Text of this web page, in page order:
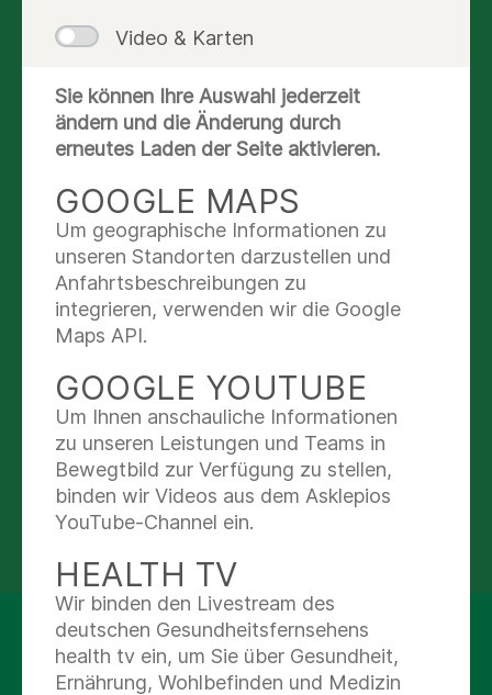
Bereitschaftsdienst
SCHON GEWUSST?
Wir möchten Sie an dieser Stelle darauf
aufmerksam machen, die Nummern der
Kassenärztlichen Vereinigung nicht mit dem
Rettungsdienst zu verwechseln. Bei Notfällen,
wie Schlaganfall, Herzinfarkt und schwere
Unfälle, rufen Sie den Rettungsdienst unter der
an.
DenÄrztlichen Bereitschaftsdiensterreichen
Sie unter der bundesweiteinheitlichen
Rufnummer116 117.
HIER FINDEN SIE UNSERE
NOTAUFNAHME
Ihre Privatsphäre ist uns
wichtig!
Video & Karten
Sie können Ihre Auswahl jederzeit
ändern und die Änderung durch
erneutes Laden der Seite aktivieren.
GOOGLE MAPS
Um geographische Informationen zu
unseren Standorten darzustellen und
Anfahrtsbeschreibungen zu
integrieren, verwenden wir die Google
Maps API.
GOOGLE YOUTUBE
Um Ihnen anschauliche Informationen
zu unseren Leistungen und Teams in
Bewegtbild zur Verfügung zu stellen,
binden wir Videos aus dem Asklepios
YouTube-Channel ein.
HEALTH TV
Wir binden den Livestream des
deutschen Gesundheitsfernsehens
health tv ein, um Sie über Gesundheit,
Ernährung, Wohlbefinden und Medizin